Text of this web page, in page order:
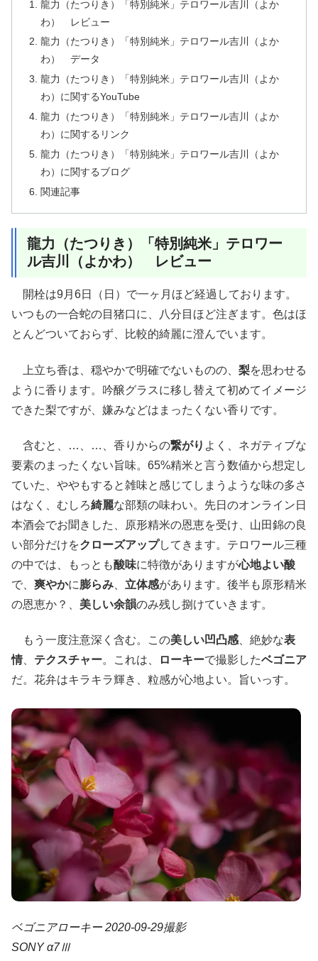
龍力（たつりき）「特別純米」テロワール吉川（よか
わ） レビュー
龍力（たつりき）「特別純米」テロワール吉川（よか
わ） データ
龍力（たつりき）「特別純米」テロワール吉川（よか
わ）に関するYouTube
龍力（たつりき）「特別純米」テロワール吉川（よか
わ）に関するリンク
龍力（たつりき）「特別純米」テロワール吉川（よか
わ）に関するブログ
関連記事
龍力（たつりき）「特別純米」テロワー
ル吉川（よかわ） レビュー
開栓は9月6日（日）で一ヶ月ほど経過しております。
いつもの一合蛇の目猪口に、八分目ほど注ぎます。色はほ
とんどついておらず、比較的綺麗に澄んでいます。
上立ち香は、穏やかで明確でないものの、 梨を思わせる
ように香ります。吟醸グラスに移し替えて初めてイメージ
できた梨ですが、嫌みなどはまったくない香りです。
含むと、…、…、香りからの繋がり よく、ネガティブな
要素のまったくない旨味。65%精米と言う数値から想定し
ていた、ややもすると雑味と感じてしまうような味の多さ
はなく、むしろ綺麗な部類の味わい。先日のオンライン日
本酒会でお聞きした、原形精米の恩恵を受け、山田錦の良
い部分だけをクローズアップしてきます。テロワール三種
の中では、もっとも酸味に特徴がありますが心地よい酸
で、 爽やかに膨らみ 立体感があります。後半も原形精米
の恩恵か？、 美しい余韻のみ残し捌けていきます。
もう一度注意深く含む。この美しい凹凸感、絶妙な表
情、 テクスチャー。これは、 ローキーで撮影したベゴニア
だ。花弁はキラキラ輝き、粒感が心地よい。旨いっす。
ベゴニアローキー 2020-09-29撮影
SONY α7Ⅲ